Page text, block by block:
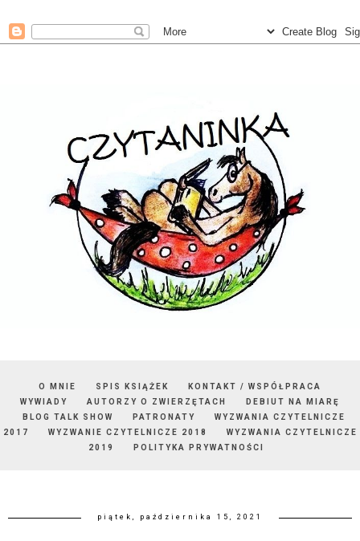
O MNIE SPIS KSIĄŻEK
KONTAKT / WSPÓŁPRACA
WYWIADY
AUTORZY O ZWIERZĘTACH
DEBIUT NA MIARĘ
BLOG TALK SHOW
PATRONATY
WYZWANIA CZYTELNICZE
2017
WYZWANIE CZYTELNICZE 2018
WYZWANIA CZYTELNICZE
2019
POLITYKA PRYWATNOŚCI
piątek, października 15, 2021